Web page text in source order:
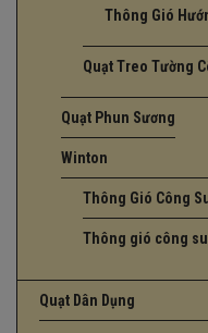
Thông Gió
Quạt Treo Tường
Quạt Phun Sương
Winton
Thông Gió Công
Thông gió công
Quạt Dân Dụng